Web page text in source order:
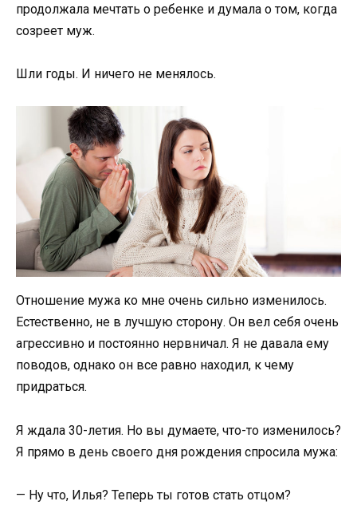
продолжала мечтать о ребенке и думала о том, когда
созреет муж.
Шли годы. И ничего не менялось.
Отношение мужа ко мне очень сильно изменилось.
Естественно, не в лучшую сторону. Он вел себя очень
агрессивно и постоянно нервничал. Я не давала ему
поводов, однако он все равно находил, к чему
придраться.
Я ждала 30-летия. Но вы думаете, что-то изменилось?
Я прямо в день своего дня рождения спросила мужа:
— Ну что, Илья? Теперь ты готов стать отцом?